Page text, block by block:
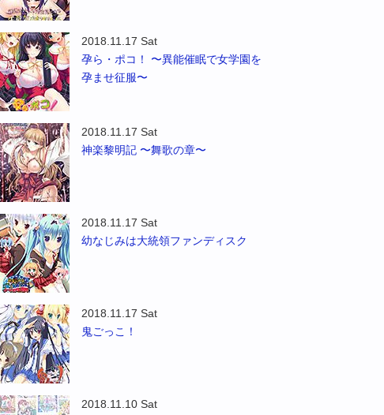
2018.11.17 Sat
孕ら・ポコ！ 〜異能催眠で女学園を
孕ませ征服〜
2018.11.17 Sat
神楽黎明記 〜舞歌の章〜
2018.11.17 Sat
幼なじみは大統領ファンディスク
2018.11.17 Sat
鬼ごっこ！
2018.11.10 Sat